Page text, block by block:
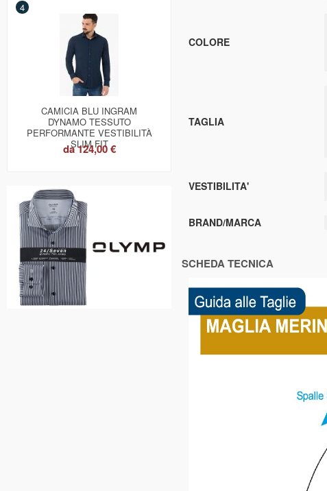
4
CAMICIA BLU INGRAM
DYNAMO TESSUTO
PERFORMANTE VESTIBILITÀ
SLIM FIT
da124,00 €
COLORE
TAGLIA
VESTIBILITA'
BRAND/MARCA
SCHEDA TECNICA